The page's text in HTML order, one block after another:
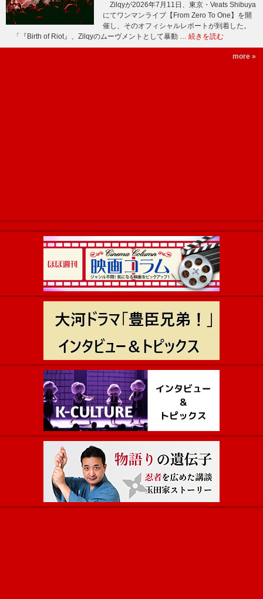
Zilqyが2026年7月11日、東京・Veats Shibuya
にてワンマンライブ【From Zero To One】を開
催し、そのオフィシャルレポートが到着した。
「『Birth of Riot』、Zilqyのムーヴメントとして暴動 … 続きを読む
more »